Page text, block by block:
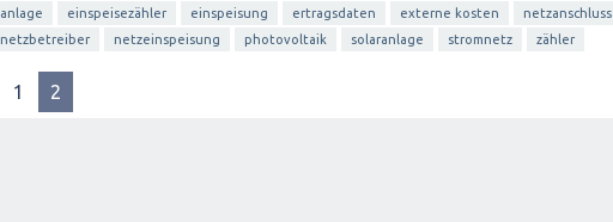
anlage einspeisezähler einspeisung ertragsdaten externe kosten
netzanschluss
netzbetreiber
netzeinspeisung photovoltaik solaranlage stromnetz zähler
1 2